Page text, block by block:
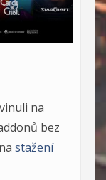
na
bez
stažení